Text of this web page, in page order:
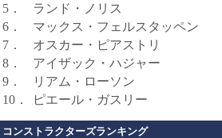
5．
ランド・ノリス
6．
マックス・フェルスタッペン
7．
オスカー・ピアストリ
8．
アイザック・ハジャー
9．
リアム・ローソン
10．
ピエール・ガスリー
コンストラクターズランキング